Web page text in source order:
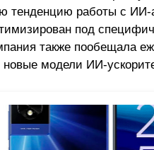
тенденцию работы с ИИ-
под
также пообещала
новые модели ИИ-